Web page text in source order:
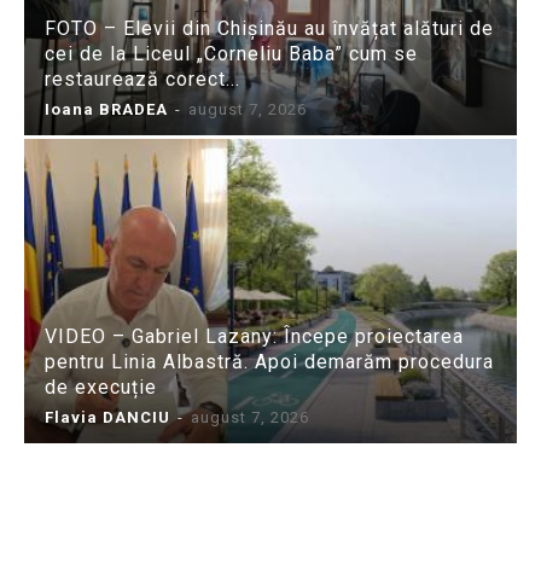
FOTO – Elevii din Chișinău au învățat alături de
cei de la Liceul „Corneliu Baba” cum se
restaurează corect...
Ioana BRADEA - august 7, 2026
VIDEO – Gabriel Lazany: Începe proiectarea
pentru Linia Albastră. Apoi demarăm procedura
de execuție
Flavia DANCIU - august 7, 2026